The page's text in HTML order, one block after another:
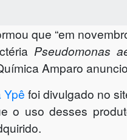
que “em
Pseudomonas
Amparo
Ypê foi divulgado no
o uso desses